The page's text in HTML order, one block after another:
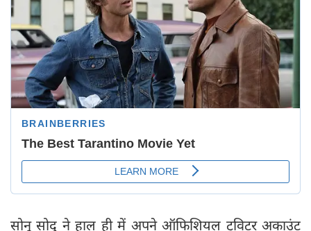
सोनू सोदू ने हाल ही में अपने ऑफिशियल ट्विटर अकाउंट